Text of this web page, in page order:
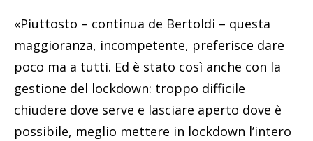
«Piuttosto – continua de Bertoldi – questa
maggioranza, incompetente, preferisce dare
poco ma a tutti. Ed è stato così anche con la
gestione del lockdown: troppo difficile
chiudere dove serve e lasciare aperto dove è
possibile, meglio mettere in lockdown l’intero